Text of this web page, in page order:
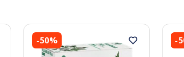
-50% -